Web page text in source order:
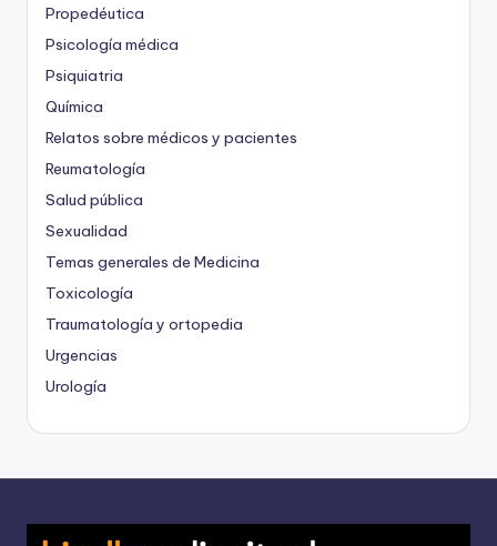
Propedéutica
Psicología médica
Psiquiatria
Química
Relatos sobre médicos y pacientes
Reumatología
Salud pública
Sexualidad
Temas generales de Medicina
Toxicología
Traumatología y ortopedia
Urgencias
Urología